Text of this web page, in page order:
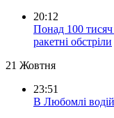
20:12
Понад 100 тисяч
ракетні обстріли
21 Жовтня
23:51
В Любомлі водій